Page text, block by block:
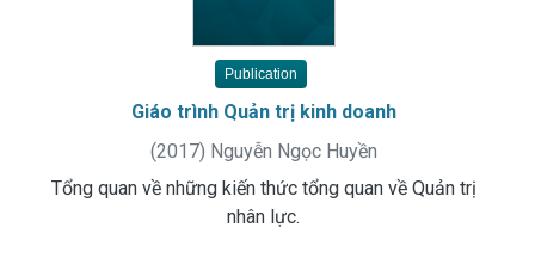
Publication
Giáo trình Quản trị kinh doanh
(2017) Nguyễn Ngọc Huyền
Tổng quan về những kiến thức tổng quan về Quản trị
nhân lực.